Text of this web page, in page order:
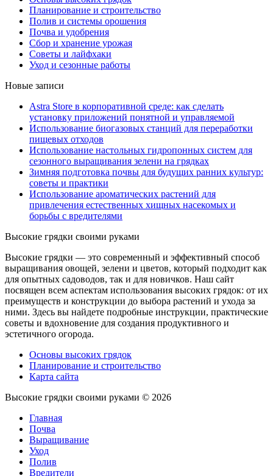
Планирование и строительство
Полив и системы орошения
Почва и удобрения
Сбор и хранение урожая
Советы и лайфхаки
Уход и сезонные работы
Новые записи
Astra Store в корпоративной среде: как сделать
установку приложений понятной и управляемой
Использование биогазовых станций для переработки
пищевых отходов
Использование настольных гидропонных систем для
сезонного выращивания зелени на грядках
Зимняя подготовка почвы для будущих ранних культур:
советы и практики
Использование ароматических растений для
привлечения естественных хищных насекомых и
борьбы с вредителями
Высокие грядки своими руками
Высокие грядки — это современный и эффективный способ
выращивания овощей, зелени и цветов, который подходит как
для опытных садоводов, так и для новичков. Наш сайт
посвящен всем аспектам использования высоких грядок: от их
преимуществ и конструкции до выбора растений и ухода за
ними. Здесь вы найдете подробные инструкции, практические
советы и вдохновение для создания продуктивного и
эстетичного огорода.
Основы высоких грядок
Планирование и строительство
Карта сайта
Высокие грядки своими руками © 2026
Главная
Почва
Выращивание
Уход
Полив
Вредители